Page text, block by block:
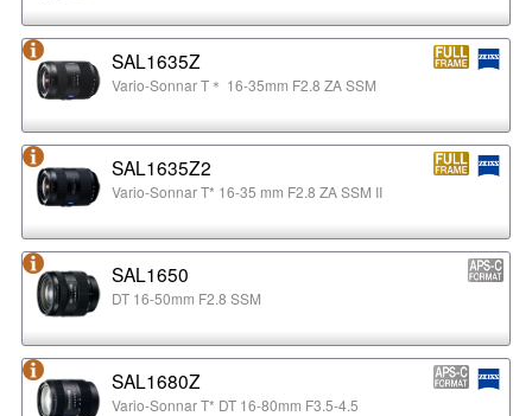
SAL1635Z
Vario-Sonnar T＊ 16-35mm F2.8 ZA SSM
SAL1635Z2
Vario-Sonnar T* 16-35 mm F2.8 ZA SSM II
SAL1650
DT 16-50mm F2.8 SSM
SAL1680Z
Vario-Sonnar T* DT 16-80mm F3.5-4.5